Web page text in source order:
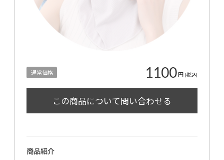
通常価格 1100 円 (税込)
商品紹介